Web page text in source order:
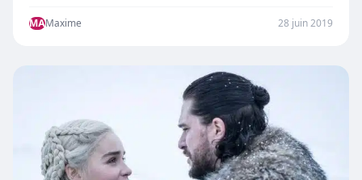
MAMaxime 28 juin 2019